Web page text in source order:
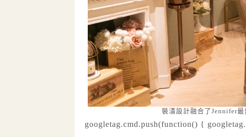
裝潢設計融合了Jennifer
googletag.cmd.push(function() {